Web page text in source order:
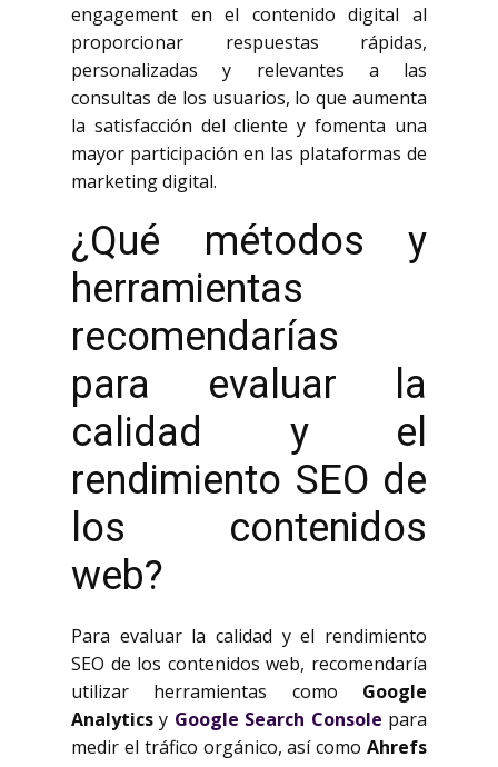
engagement en el contenido digital al
proporcionar respuestas rápidas,
personalizadas y relevantes a las
consultas de los usuarios, lo que aumenta
la satisfacción del cliente y fomenta una
mayor participación en las plataformas de
marketing digital.
¿Qué métodos y
herramientas
recomendarías
para evaluar la
calidad y el
rendimiento SEO de
los contenidos
web?
Para evaluar la calidad y el rendimiento
SEO de los contenidos web, recomendaría
utilizar herramientas como Google
Analytics y Google Search Console para
medir el tráfico orgánico, así como Ahrefs